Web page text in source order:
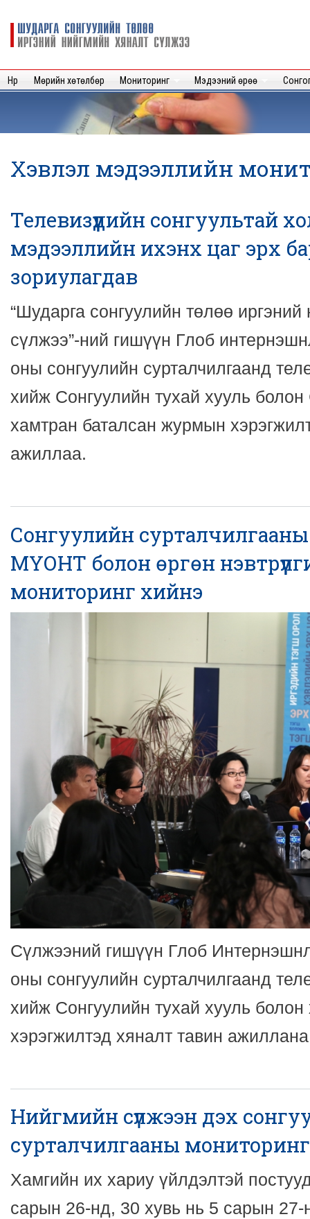
Шударга
сонгуулийн
нийгмийн
хяналт
Нүүр Мөрийн хөтөлбөр Мониторинг Мэдээний өрөө
Хэвлэл мэдээллийн
Телевизүүдийн сонгуультай
мэдээллийн ихэнх цаг эрх
зориулагдав
“Шударга сонгуулийн төлөө
сүлжээ”-ний гишүүн Глоб
оны сонгуулийн сурталчилгаанд
хийж Сонгуулийн тухай хууль
хамтран баталсан журмын
ажиллаа.
Сонгуулийн
МҮОНТ болон өргөн
мониторинг хийнэ
Сүлжээний гишүүн Глоб
оны сонгуулийн сурталчилгаанд
хийж Сонгуулийн тухай хууль
хэрэгжилтэд хяналт тавин
Нийгмийн сүлжээн дэх
сурталчилгааны мониторинг
Хамгийн их хариу үйлдэлтэй
сарын 26-нд, 30 хувь нь 5 сарын